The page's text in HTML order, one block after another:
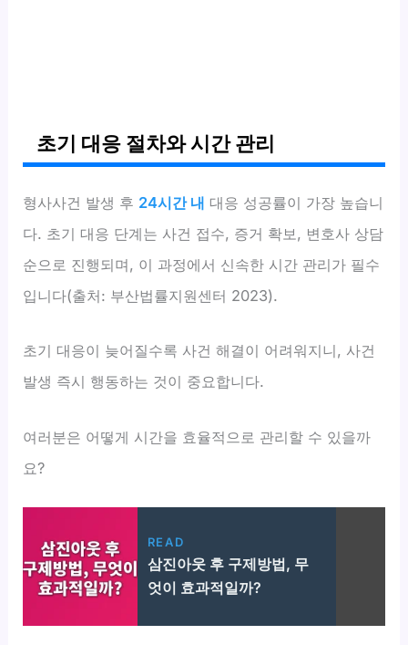
초기 대응 절차와 시간 관리
형사사건 발생 후 24시간 내 대응 성공률이 가장 높습니
다. 초기 대응 단계는 사건 접수, 증거 확보, 변호사 상담
순으로 진행되며, 이 과정에서 신속한 시간 관리가 필수
입니다(출처: 부산법률지원센터 2023).
초기 대응이 늦어질수록 사건 해결이 어려워지니, 사건
발생 즉시 행동하는 것이 중요합니다.
여러분은 어떻게 시간을 효율적으로 관리할 수 있을까
요?
READ
삼진아웃 후 구제방법, 무
엇이 효과적일까?